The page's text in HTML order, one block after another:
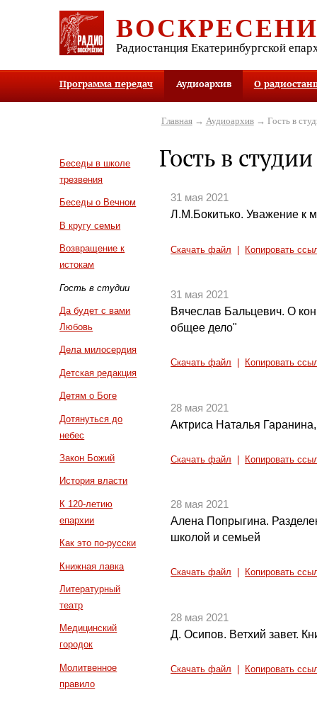
Радиостанция Екатеринбургской
Программа передач Аудиоархив О
Беседы в школе
трезвения
Беседы о Вечном
В кругу семьи
Возвращение к
истокам
Гость в студии
Да будет с вами
Любовь
Дела милосердия
Детская редакция
Детям о Боге
Дотянуться до
небес
Закон Божий
История власти
К 120-летию
епархии
Как это по-русски
Книжная лавка
Литературный
театр
Медицинский
городок
Молитвенное
правило
Главная→ Аудиоархив→ Гость в
Гость в студии
31 мая 2021
Л.М.Бокитько. Уважение к
Скачать файл Копировать
31 мая 2021
Вячеслав Бальцевич. О
общее дело"
Скачать файл Копировать
28 мая 2021
Актриса Наталья
Скачать файл Копировать
28 мая 2021
Алена Попрыгина.
школой и семьей
Скачать файл Копировать
28 мая 2021
Д. Осипов. Ветхий завет.
Скачать файл Копировать